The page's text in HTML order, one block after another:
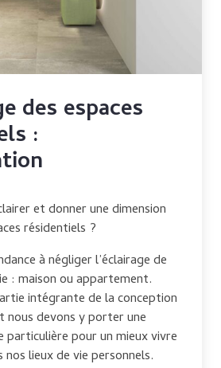
des espaces
:
et donner une dimension
résidentiels ?
à négliger l’éclairage de
: maison ou appartement.
intégrante de la conception
nous devons y porter une
pour un mieux vivre
lieux de vie personnels.